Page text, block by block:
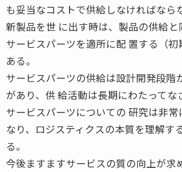
も妥当なコストで供給しなければなら
新製品を世 に出す時は、製品の供給と
サービスパーツを適所に配 置する（
ある。
サービスパーツの供給は設計開発段階
があり、供 給活動は長期にわたってな
サービスパーツについての 研究は非常
なり、ロジスティクスの本質を理解す
る。
今後ますますサービスの質の向上が求